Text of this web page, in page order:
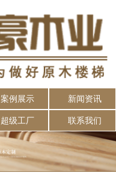
案例展示 新闻资讯
超级工厂 联系我们